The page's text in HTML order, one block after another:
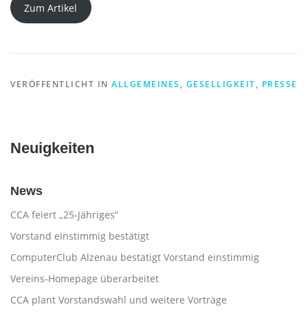
Zum Artikel
VERÖFFENTLICHT IN ALLGEMEINES , GESELLIGKEIT, PRESSE
Neuigkeiten
News
CCA feiert „25-Jähriges“
Vorstand einstimmig bestätigt
ComputerClub Alzenau bestätigt Vorstand einstimmig
Vereins-Homepage überarbeitet
CCA plant Vorstandswahl und weitere Vorträge